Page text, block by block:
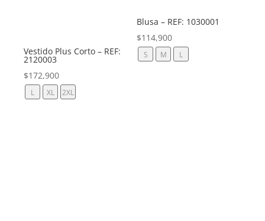
Vestido Plus Corto – REF:
2120003
$172,900
L XL 2XL
Blusa – REF: 1030001
$114,900
S M L